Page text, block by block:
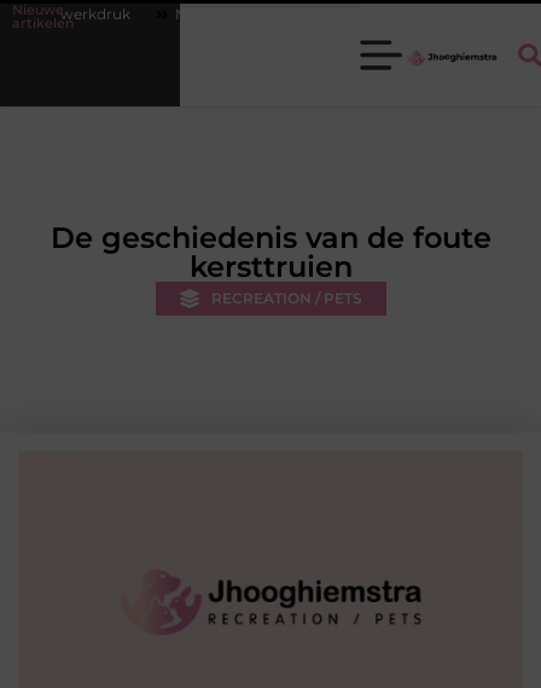
Nieuwe
artikelen Misverstanden over financial lease en lagere maandlasten
De geschiedenis van de foute
kersttruien
RECREATION / PETS